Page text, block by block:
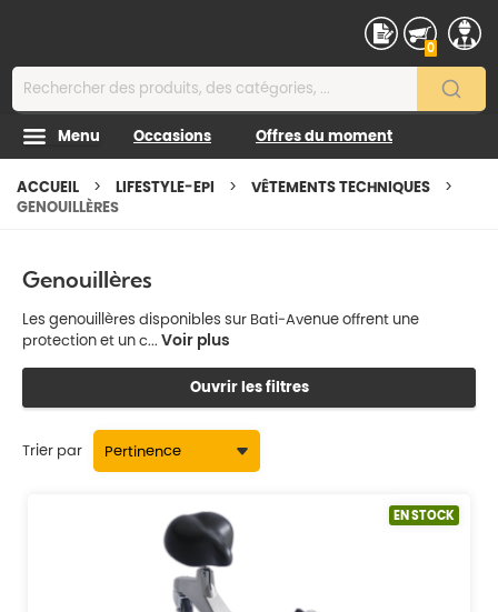
0
Menu Occasions Offres du moment
ACCUEIL LIFESTYLE-EPI
VÊTEMENTS TECHNIQUES
GENOUILLÈRES
Genouillères
Les genouillères disponibles sur Bati-Avenue offrent une
protection et un c... Voir plus
Ouvrir les filtres
Trier par
EN STOCK